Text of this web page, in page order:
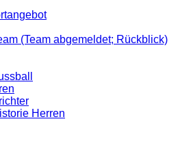
(Team abgemeldet; Rückblick)
Herren